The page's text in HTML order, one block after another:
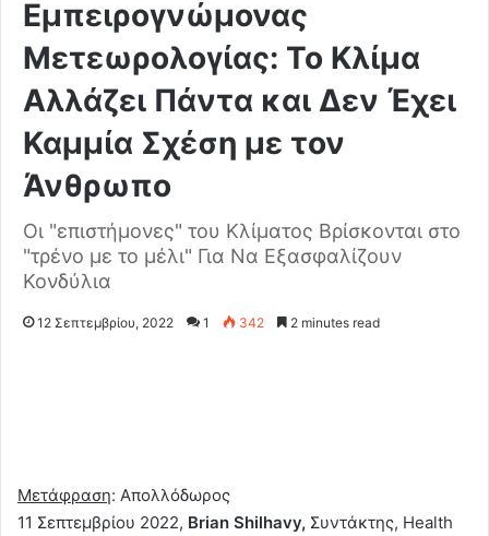
Εμπειρογνώμονας
Μετεωρολογίας: Το Κλίμα
Αλλάζει Πάντα και Δεν Έχει
Καμμία Σχέση με τον
Άνθρωπο
Οι "επιστήμονες" του Κλίματος Βρίσκονται στο
"τρένο με το μέλι" Για Να Εξασφαλίζουν
Κονδύλια
12 Σεπτεμβρίου, 2022 1 342 2 minutes read
Μετάφραση: Απολλόδωρος
11 Σεπτεμβρίου 2022, Brian Shilhavy, Συντάκτης, Health